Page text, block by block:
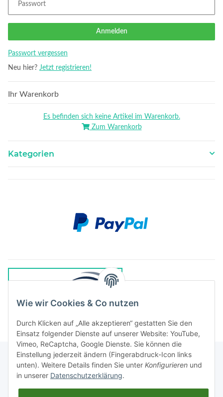
Passwort
Anmelden
Passwort vergessen
Neu hier? Jetzt registrieren!
Ihr Warenkorb
Es befinden sich keine Artikel im Warenkorb.
Zum Warenkorb
Kategorien
Rechtliches
Wie wir Cookies & Co nutzen
Durch Klicken auf „Alle akzeptieren“ gestatten Sie den
Einsatz folgender Dienste auf unserer Website: YouTube,
Vimeo, ReCaptcha, Google Dienste. Sie können die
Einstellung jederzeit ändern (Fingerabdruck-Icon links
unten). Weitere Details finden Sie unter Konfigurieren und
in unserer Datenschutzerklärung.